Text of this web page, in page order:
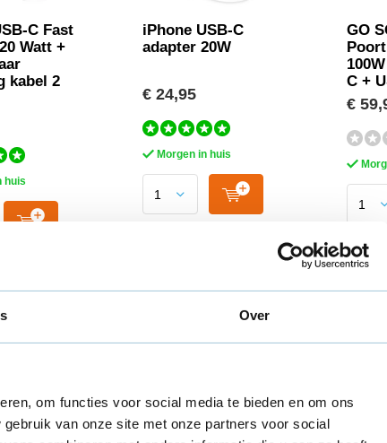
Over
om functies voor social media te bieden en om ons
van onze site met onze partners voor social
C Fast
Watt +
kabel 2
huis
iPhone USB-C
adapter 20W
€ 24,95
Morgen in huis
GO
C +
€